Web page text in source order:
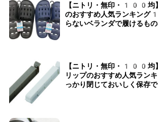
【ニトリ・無印・100均
のおすすめ人気ランキング
らないベランダで履けるも
【ニトリ・無印・100均
リップのおすすめ人気ラ
っかり閉じておいしく保存